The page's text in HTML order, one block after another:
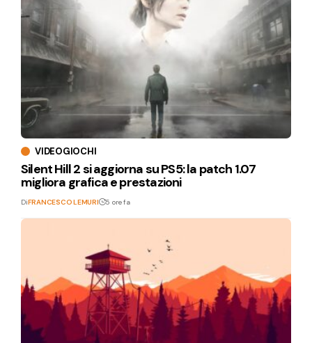
VIDEOGIOCHI
Silent Hill 2 si aggiorna su PS5: la patch 1.07
migliora grafica e prestazioni
DiFRANCESCO LEMURI 5 ore fa